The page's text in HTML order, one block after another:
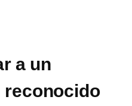
a un
reconocido